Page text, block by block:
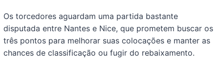
Os torcedores aguardam uma partida bastante
disputada entre Nantes e Nice, que prometem buscar os
três pontos para melhorar suas colocações e manter as
chances de classificação ou fugir do rebaixamento.